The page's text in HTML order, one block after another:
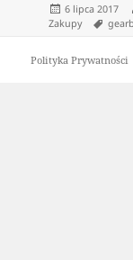
Data
publikacji
6 lipca 2017
Zakupy
Tagi
Polityka Prywatności